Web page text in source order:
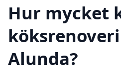
Hur mycket
Alunda?